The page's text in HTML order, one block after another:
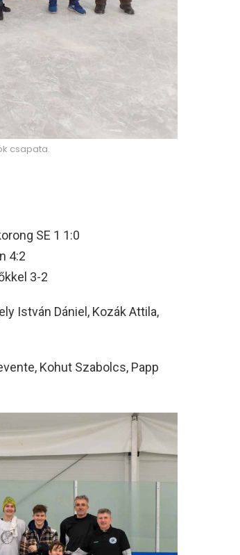
csapata.
SE 1 1:0
4:2
3-2
István Dániel, Kozák Attila,
Kohut Szabolcs, Papp